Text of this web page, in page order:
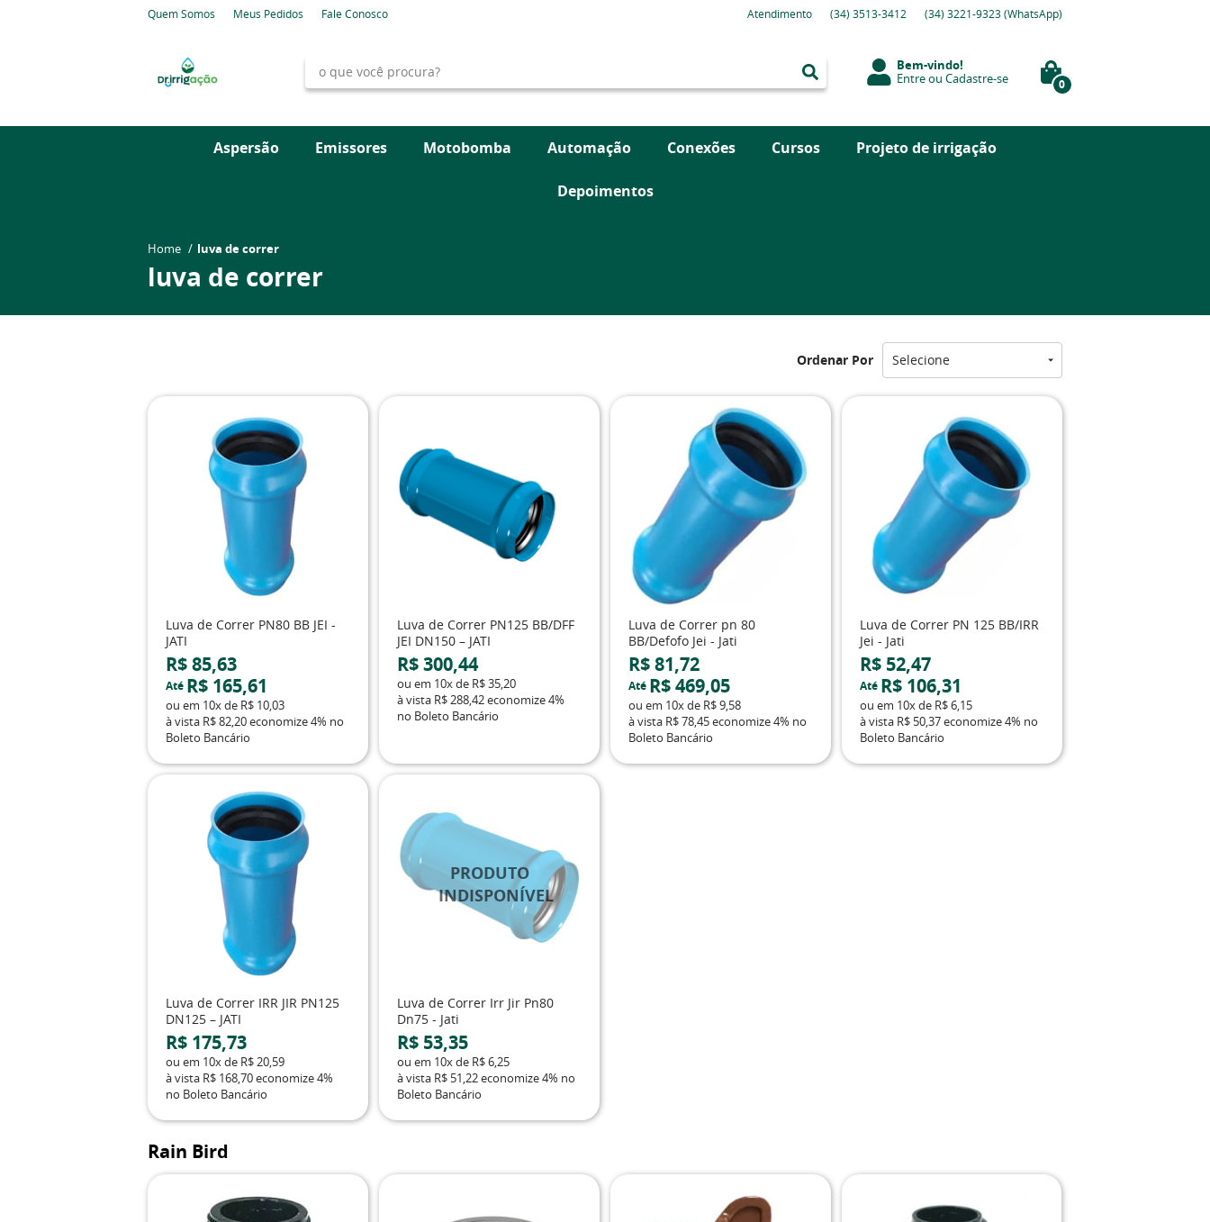
Quem Somos Meus Pedidos Fale Conosco Atendimento (34) 3513-3412 (34) 3221-9323(WhatsApp)
Bem-vindo!
EntreouCadastre-se 0
Aspersão Emissores Motobomba Automação Conexões Cursos Projeto de irrigação
Depoimentos
Home luva de correr
luva de correr
Ordenar Por Selecione
Luva de Correr PN80 BB JEI -
JATI
R$ 85,63
Até R$ 165,61
ou em 10xde R$ 10,03
à vista R$ 82,20economize4% no
Boleto Bancário
Luva de Correr PN125 BB/DFF
JEI DN150 – JATI
R$ 300,44
ou em 10xde R$ 35,20
à vista R$ 288,42economize4%
no Boleto Bancário
Luva de Correr pn 80
BB/Defofo Jei - Jati
R$ 81,72
Até R$ 469,05
ou em 10xde R$ 9,58
à vista R$ 78,45economize4% no
Boleto Bancário
Luva de Correr PN 125 BB/IRR
Jei - Jati
R$ 52,47
Até R$ 106,31
ou em 10xde R$ 6,15
à vista R$ 50,37economize4% no
Boleto Bancário
Luva de Correr IRR JIR PN125
DN125 – JATI
R$ 175,73
ou em 10xde R$ 20,59
à vista R$ 168,70economize4%
no Boleto Bancário
Luva de Correr Irr Jir Pn80
Dn75 - Jati
R$ 53,35
ou em 10xde R$ 6,25
à vista R$ 51,22economize4% no
Boleto Bancário
Rain Bird